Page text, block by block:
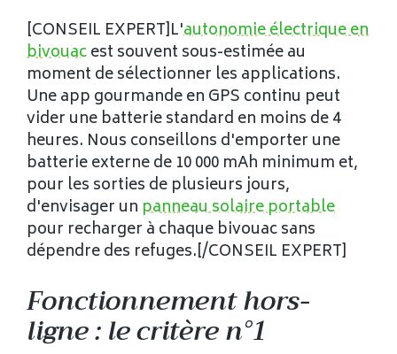
[CONSEIL EXPERT]L'autonomie électrique en
bivouacest souvent sous-estimée au
moment de sélectionner les applications.
Une app gourmande en GPS continu peut
vider une batterie standard en moins de 4
heures. Nous conseillons d'emporter une
batterie externe de 10 000 mAh minimum et,
pour les sorties de plusieurs jours,
d'envisager un panneau solaire portable
pour recharger à chaque bivouac sans
dépendre des refuges.[/CONSEIL EXPERT]
Fonctionnement hors-
ligne : le critère n°1